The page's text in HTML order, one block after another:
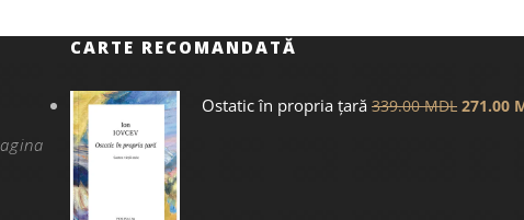
CARTE RECOMANDATĂ
Ostatic în propria țară 339.00MDL 271.00